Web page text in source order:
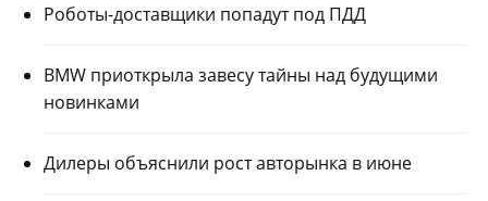
Роботы-доставщики попадут под ПДД
BMW приоткрыла завесу тайны над будущими
новинками
Дилеры объяснили рост авторынка в июне